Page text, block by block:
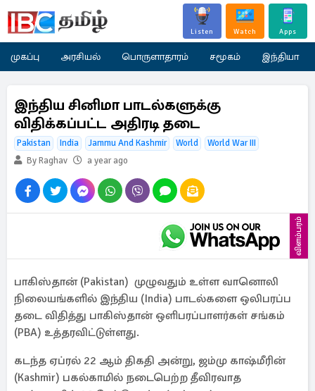
Listen Watch Apps
முகப்பு அரசியல் பொருளாதாரம் சமூகம் இந்தியா
இந்திய சினிமா பாடல்களுக்கு
விதிக்கப்பட்ட அதிரடி தடை
Pakistan India Jammu And Kashmir World
World War III
By Raghav
a year ago
விளம்பரம்
பாகிஸ்தான் (Pakistan) முழுவதும் உள்ள வானொலி
நிலையங்களில் இந்திய (India) பாடல்களை ஒலிபரப்ப
தடை விதித்து பாகிஸ்தான் ஒளிபரப்பாளர்கள் சங்கம்
(PBA) உத்தரவிட்டுள்ளது.
கடந்த ஏப்ரல் 22 ஆம் திகதி அன்று, ஜம்மு காஷ்மீரின்
(Kashmir) பகல்காமில் நடைபெற்ற தீவிரவாத